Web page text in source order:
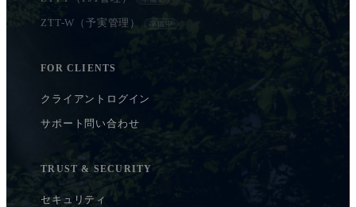
ZTT-W（予実管理） 準備中
FOR CLIENTS
クライアントログイン
サポート問い合わせ
TRUST & SECURITY
セキュリティ